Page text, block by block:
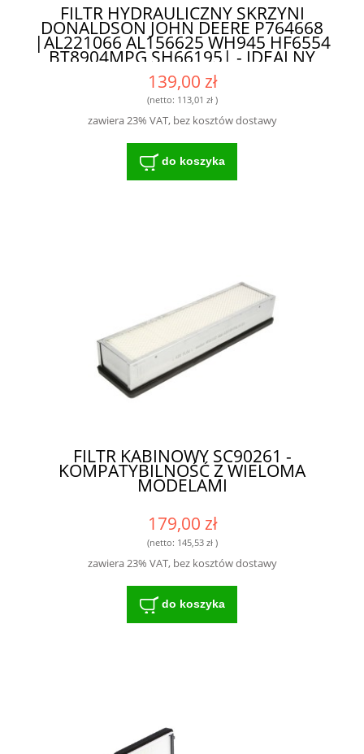
FILTR HYDRAULICZNY SKRZYNI
DONALDSON JOHN DEERE P764668
|AL221066 AL156625 WH945 HF6554
BT8904MPG SH66195| - IDEALNY
FILTR DO INTENSYWNIE
EKSPLOATOWANYCH MASZYN
139,00 zł
(netto: 113,01 zł)
zawiera 23% VAT, bez kosztów dostawy
do koszyka
FILTR KABINOWY SC90261 -
KOMPATYBILNOŚĆ Z WIELOMA
MODELAMI
179,00 zł
(netto: 145,53 zł)
zawiera 23% VAT, bez kosztów dostawy
do koszyka